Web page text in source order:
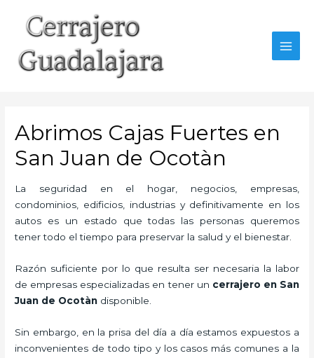
contenido
Abrimos Cajas Fuertes en
San Juan de Ocotàn
La seguridad en el hogar, negocios, empresas,
condominios, edificios, industrias y definitivamente en los
autos es un estado que todas las personas queremos
tener todo el tiempo para preservar la salud y el bienestar.
Razón suficiente por lo que resulta ser necesaria la labor
de empresas especializadas en tener un cerrajero en San
Juan de Ocotàn disponible.
Sin embargo, en la prisa del día a día estamos expuestos a
inconvenientes de todo tipo y los casos más comunes a la